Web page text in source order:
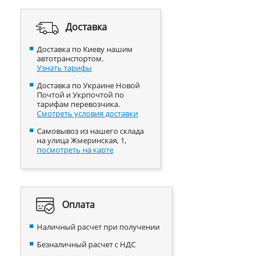
Доставка
Доставка по Киеву нашим
автотранспортом.
Узнать тарифы
Доставка по Украине Новой
Почтой и Укрпочтой по
тарифам перевозчика.
Смотреть условия доставки
Самовывоз из нашего склада
на улица Жмеринская, 1,
посмотреть на карте
Оплата
Наличный расчет при получении
Безналичный расчет с НДС